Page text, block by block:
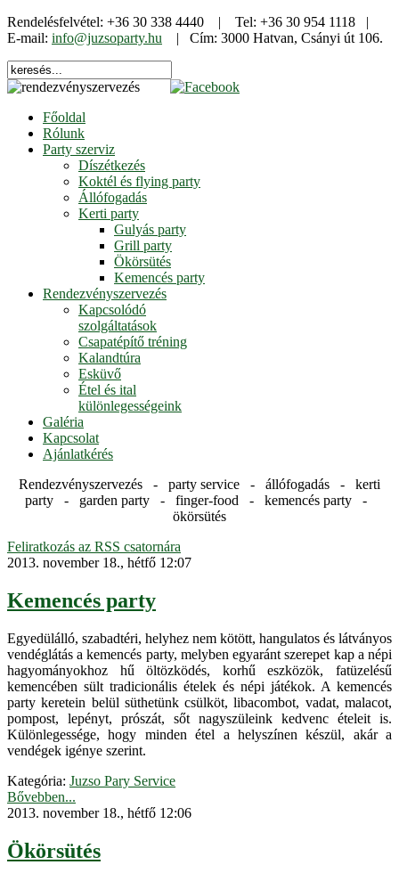
Rendelésfelvétel: +36 30 338 4440 | Tel: +36 30 954 1118 |
E-mail: info@juzsoparty.hu | Cím: 3000 Hatvan, Csányi út 106.
Főoldal
Rólunk
Party szerviz
Díszétkezés
Koktél és flying party
Állófogadás
Kerti party
Gulyás party
Grill party
Ökörsütés
Kemencés party
Rendezvényszervezés
Kapcsolódó
szolgáltatások
Csapatépítő tréning
Kalandtúra
Esküvő
Étel és ital
különlegességeink
Galéria
Kapcsolat
Ajánlatkérés
Rendezvényszervezés - party service - állófogadás - kerti
party - garden party - finger-food - kemencés party -
ökörsütés
Feliratkozás az RSS csatornára
2013. november 18., hétfő 12:07
Kemencés party
Egyedülálló, szabadtéri, helyhez nem kötött, hangulatos és látványos
vendéglátás a kemencés party, melyben egyaránt szerepet kap a népi
hagyományokhoz hű öltözködés, korhű eszközök, fatüzelésű
kemencében sült tradicionális ételek és népi játékok. A kemencés
party keretein belül süthetünk csülköt, libacombot, vadat, malacot,
pompost, lepényt, prószát, sőt nagyszüleink kedvenc ételeit is.
Különlegessége, hogy minden étel a helyszínen készül, akár a
vendégek igénye szerint.
Kategória: Juzso Pary Service
Bővebben...
2013. november 18., hétfő 12:06
Ökörsütés